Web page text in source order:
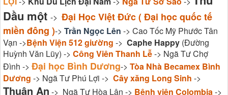
Dầu một -> Đại Học Việt Đức ( Đại học quốc tế
miền đông )-> Trần Ngọc Lên -> Cao Tốc Mỹ Phước Tân
Vạn ->Bệnh Viện 512 giường -> Caphe Happy (Đường
Huỳnh Văn Lũy) -> Công Viên Thanh Lễ-> Ngã Tư Chợ
Đình -> Đại học Bình Dương-> Tòa Nhà Becamex Bình
Dương -> Ngã Tư Phú Lợi -> Cây xăng Long Sinh ->
Thuận An -> Ngã Tư Hòa Lân -> Bệnh viện Colombia->